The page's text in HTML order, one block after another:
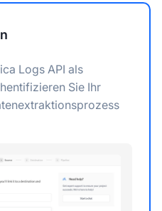
Logs API als
Sie Ihr